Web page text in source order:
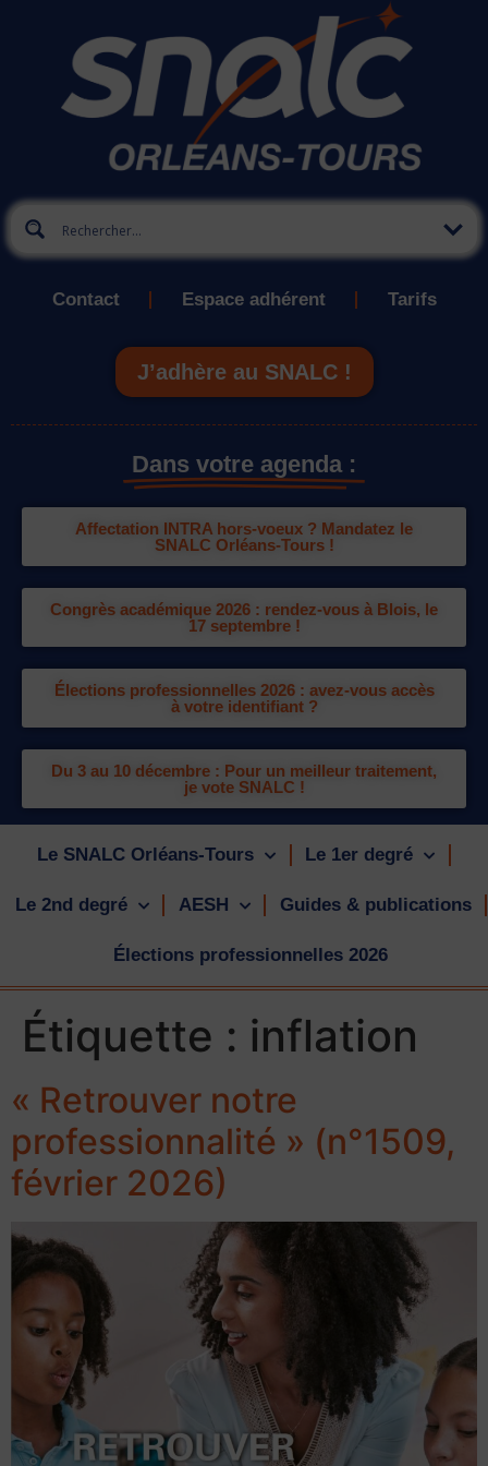
Contact Espace adhérent Tarifs
J’adhère au SNALC !
Dans votre agenda :
Affectation INTRA hors-voeux ? Mandatez le
SNALC Orléans-Tours !
Congrès académique 2026 : rendez-vous à Blois, le
17 septembre !
Élections professionnelles 2026 : avez-vous accès
à votre identifiant ?
Du 3 au 10 décembre : Pour un meilleur traitement,
je vote SNALC !
Le SNALC Orléans-Tours Le 1er degré
Le 2nd degré AESH Guides & publications
Élections professionnelles 2026
Étiquette : inflation
« Retrouver notre
professionnalité » (n°1509,
février 2026)